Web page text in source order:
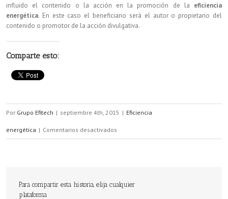
influido el contenido o la acción en la promoción de la eficiencia
energética. En este caso el beneficiario será el autor o propietario del
contenido o promotor de la acción divulgativa.
Comparte esto:
Por Grupo Efitech | septiembre 4th, 2015 | Eficiencia
energética | Comentarios desactivados
de
Para compartir esta historia, elija cualquier
plataforma